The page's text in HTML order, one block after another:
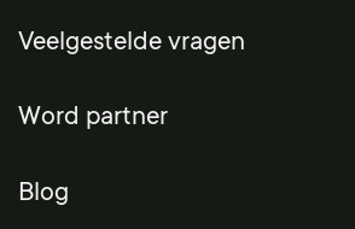
Veelgestelde vragen
Word partner
Blog